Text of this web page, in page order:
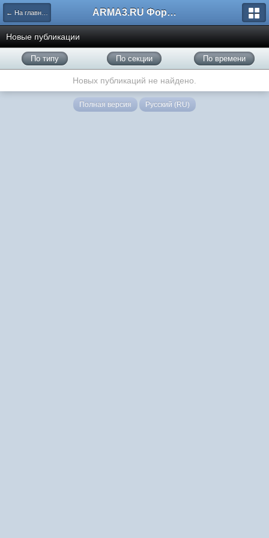
← На главную ARMA3.RU Форум
Новые публикации
По типу По секции По времени
Новых публикаций не найдено.
Полная версия Русский (RU)